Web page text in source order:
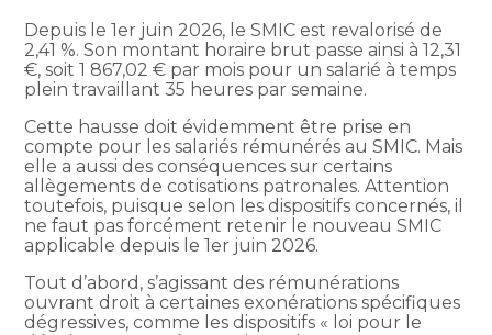
Depuis le 1er juin 2026, le SMIC est revalorisé de
2,41 %. Son montant horaire brut passe ainsi à 12,31
€, soit 1 867,02 € par mois pour un salarié à temps
plein travaillant 35 heures par semaine.
Cette hausse doit évidemment être prise en
compte pour les salariés rémunérés au SMIC. Mais
elle a aussi des conséquences sur certains
allègements de cotisations patronales. Attention
toutefois, puisque selon les dispositifs concernés, il
ne faut pas forcément retenir le nouveau SMIC
applicable depuis le 1er juin 2026.
Tout d’abord, s’agissant des rémunérations
ouvrant droit à certaines exonérations spécifiques
dégressives, comme les dispositifs « loi pour le